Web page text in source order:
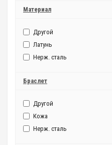
Материал
Другой
Латунь
Нерж. сталь
Браслет
Другой
Кожа
Нерж. сталь